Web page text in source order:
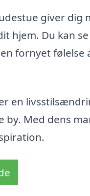
giver dig
hjem. Du kan
fornyet følelse
en
Med dens